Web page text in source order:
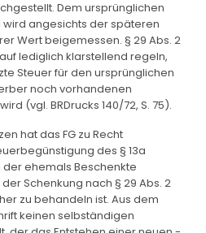
Dem ursprünglichen
angesichts der späteren
Wert beigemessen. § 29 Abs. 2
lediglich klarstellend regeln,
Steuer für den ursprünglichen
noch vorhandenen
(vgl. BRDrucks 140/72, S. 75).
hat das FG zu Recht
des § 13a
der ehemals Beschenkte
Schenkung nach § 29 Abs. 2
zu behandeln ist. Aus dem
keinen selbständigen